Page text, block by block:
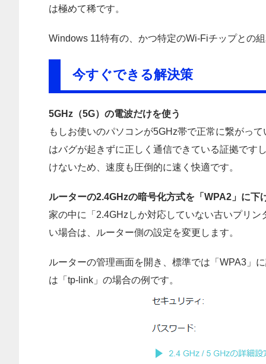
は極めて稀です。
Windows 11特有の、かつ特定のWi-Fiチップとの
今すぐできる解決策
5GHz（5G）の電波だけを使う
もしお使いのパソコンが5GHz帯で正常に繋がっ
はバグが起きずに正しく通信できている証拠です
けないため、速度も圧倒的に速く快適です。
ルーターの2.4GHzの暗号化方式を「WPA2」に下
家の中に「2.4GHzしか対応していない古いプリ
い場合は、ルーター側の設定を変更します。
ルーターの管理画面を開き、標準では「WPA3」
は「tp-link」の場合の例です。